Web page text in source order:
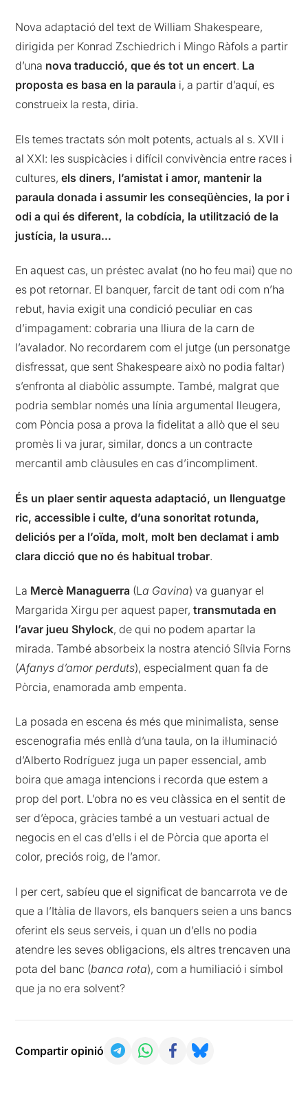
Nova adaptació del text de William Shakespeare,
dirigida per Konrad Zschiedrich i Mingo Ràfols a partir
d’una nova traducció, que és tot un encert. La
proposta es basa en la paraula i, a partir d’aquí, es
construeix la resta, diria.
Els temes tractats són molt potents, actuals al s. XVII i
al XXI: les suspicàcies i difícil convivència entre races i
cultures,els diners, l’amistat i amor, mantenir la
paraula donada i assumir les conseqüències, la por i
odi a qui és diferent, la cobdícia, la utilització de la
justícia, la usura…
En aquest cas, un préstec avalat (no ho feu mai) que no
es pot retornar. El banquer, farcit de tant odi com n’ha
rebut, havia exigit una condició peculiar en cas
d’impagament: cobraria una lliura de la carn de
l’avalador. No recordarem com el jutge (un personatge
disfressat, que sent Shakespeare això no podia faltar)
s’enfronta al diabòlic assumpte. També, malgrat que
podria semblar només una línia argumental lleugera,
com Pòncia posa a prova la fidelitat a allò que el seu
promès li va jurar, similar, doncs a un contracte
mercantil amb clàusules en cas d’incompliment.
És un plaer sentir aquesta adaptació, un llenguatge
ric, accessible i culte, d’una sonoritat rotunda,
deliciós per a l’oïda, molt, molt ben declamat i amb
clara dicció que no és habitual trobar.
La Mercè Managuerra (La Gavina) va guanyar el
Margarida Xirgu per aquest paper,transmutada en
l’avar jueu Shylock, de qui no podem apartar la
mirada. També absorbeix la nostra atenció Sílvia Forns
(Afanys d’amor perduts), especialment quan fa de
Pòrcia, enamorada amb empenta.
La posada en escena és més que minimalista, sense
escenografia més enllà d’una taula, on la il·luminació
d’Alberto Rodríguez juga un paper essencial, amb
boira que amaga intencions i recorda que estem a
prop del port. L’obra no es veu clàssica en el sentit de
ser d’època, gràcies també a un vestuari actual de
negocis en el cas d’ells i el de Pòrcia que aporta el
color, preciós roig, de l’amor.
I per cert, sabíeu que el significat de bancarrota ve de
que a l’Itàlia de llavors, els banquers seien a uns bancs
oferint els seus serveis, i quan un d’ells no podia
atendre les seves obligacions, els altres trencaven una
pota del banc (banca rota), com a humiliació i símbol
que ja no era solvent?
Compartir opinió